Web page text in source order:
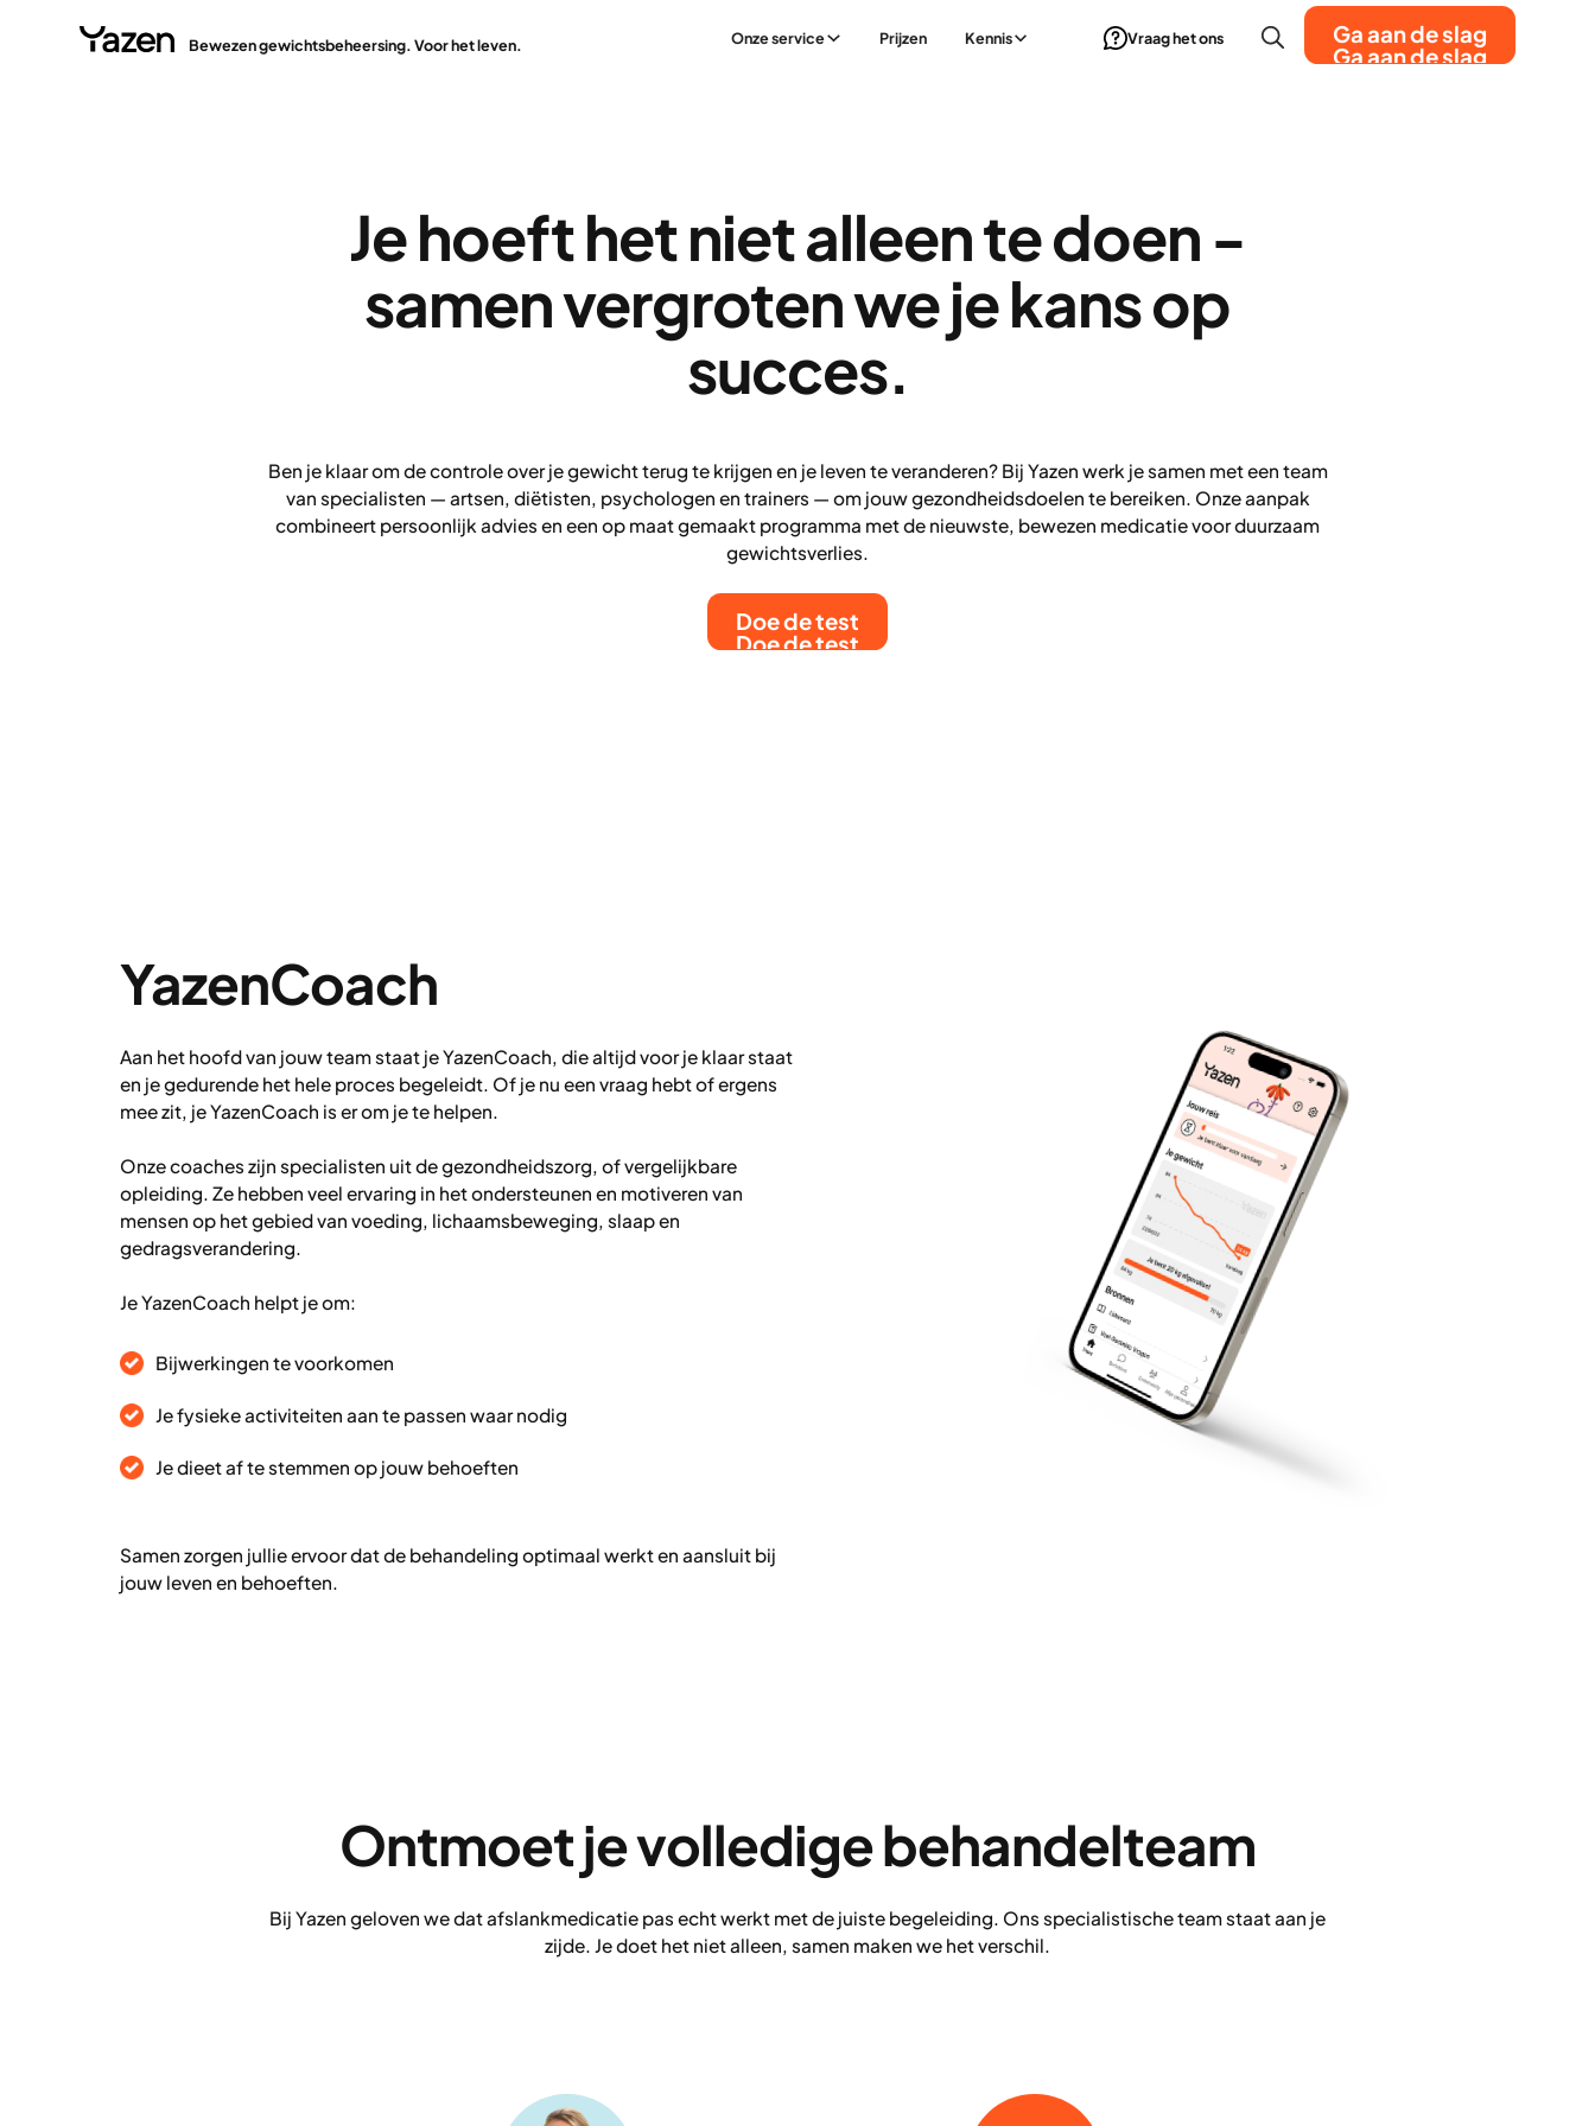
Bewezen gewichtsbeheersing. Voor het leven. Onze service Prijzen Kennis Vraag het ons
Ga aan de slag
Ga aan de slag
Je hoeft het niet alleen te doen -
samen vergroten we je kans op
succes.
Ben je klaar om de controle over je gewicht terug te krijgen en je leven te veranderen? Bij Yazen werk je samen met een team
van specialisten — artsen, diëtisten, psychologen en trainers — om jouw gezondheidsdoelen te bereiken. Onze aanpak
combineert persoonlijk advies en een op maat gemaakt programma met de nieuwste, bewezen medicatie voor duurzaam
gewichtsverlies.
Doe de test
Doe de test
YazenCoach
Aan het hoofd van jouw team staat je YazenCoach, die altijd voor je klaar staat
en je gedurende het hele proces begeleidt. Of je nu een vraag hebt of ergens
mee zit, je YazenCoach is er om je te helpen.
Onze coaches zijn specialisten uit de gezondheidszorg, of vergelijkbare
opleiding. Ze hebben veel ervaring in het ondersteunen en motiveren van
mensen op het gebied van voeding, lichaamsbeweging, slaap en
gedragsverandering.
Je YazenCoach helpt je om:
Bijwerkingen te voorkomen
Je fysieke activiteiten aan te passen waar nodig
Je dieet af te stemmen op jouw behoeften
Samen zorgen jullie ervoor dat de behandeling optimaal werkt en aansluit bij
jouw leven en behoeften.
Ontmoet je volledige behandelteam
Bij Yazen geloven we dat afslankmedicatie pas echt werkt met de juiste begeleiding. Ons specialistische team staat aan je
zijde. Je doet het niet alleen, samen maken we het verschil.